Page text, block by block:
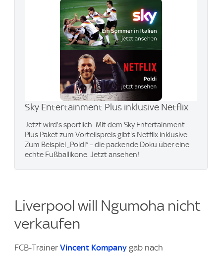
Sky Entertainment Plus inklusive Netflix
Jetzt wird's sportlich: Mit dem Sky Entertainment
Plus Paket zum Vorteilspreis gibt's Netflix inklusive.
Zum Beispiel „Poldi“ – die packende Doku über eine
echte Fußballikone. Jetzt ansehen!
Liverpool will Ngumoha nicht
verkaufen
FCB-Trainer Vincent Kompany gab nach